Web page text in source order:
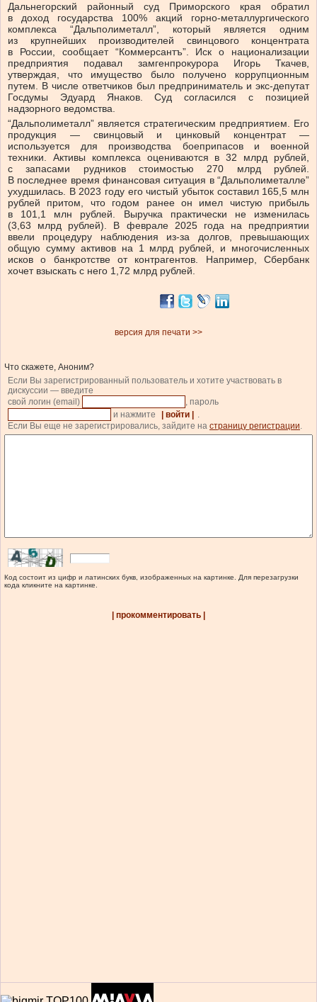
Дальнегорский районный суд Приморского края обратил
в доход государства 100% акций горно-металлургического
комплекса “Дальполиметалл”, который является одним
из крупнейших производителей свинцового концентрата
в России, сообщает “Коммерсантъ”. Иск о национализации
предприятия подавал замгенпрокурора Игорь Ткачев,
утверждая, что имущество было получено коррупционным
путем. В числе ответчиков был предприниматель и экс-депутат
Госдумы Эдуард Янаков. Суд согласился с позицией
надзорного ведомства.
“Дальполиметалл” является стратегическим предприятием. Его
продукция — свинцовый и цинковый концентрат —
используется для производства боеприпасов и военной
техники. Активы комплекса оцениваются в 32 млрд рублей,
с запасами рудников стоимостью 270 млрд рублей.
В последнее время финансовая ситуация в “Дальполиметалле”
ухудшилась. В 2023 году его чистый убыток составил 165,5 млн
рублей притом, что годом ранее он имел чистую прибыль
в 101,1 млн рублей. Выручка практически не изменилась
(3,63 млрд рублей). В феврале 2025 года на предприятии
ввели процедуру наблюдения из-за долгов, превышающих
общую сумму активов на 1 млрд рублей, и многочисленных
исков о банкротстве от контрагентов. Например, Сбербанк
хочет взыскать с него 1,72 млрд рублей.
версия для печати >>
Что скажете, Аноним?
Если Вы зарегистрированный пользователь и хотите участвовать в
дискуссии — введите
свой логин (email)
, пароль
и нажмите
| войти |
.
Если Вы еще не зарегистрировались, зайдите на страницу регистрации.
Код состоит из цифр и латинских букв, изображенных на картинке. Для перезагрузки
кода кликните на картинке.
| прокомментировать |